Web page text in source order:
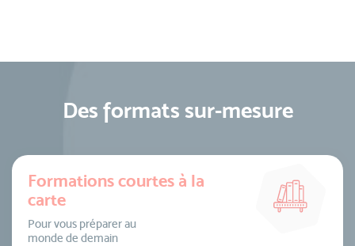
Des formats sur-mesure
Formations courtes à la
carte
Pour vous préparer au
monde de demain